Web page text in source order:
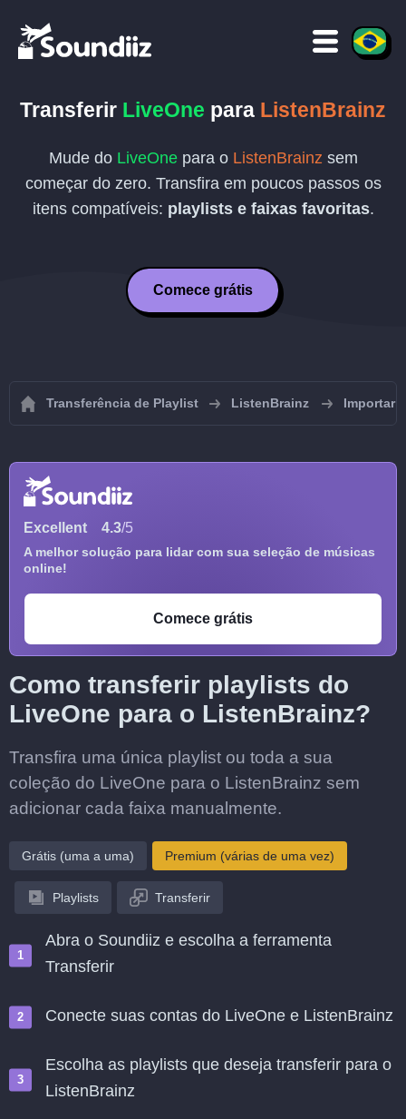
Transferir LiveOne para ListenBrainz
Mude do LiveOnepara o ListenBrainz sem
começar do zero. Transfira em poucos passos os
itens compatíveis: playlists e faixas favoritas.
Comece grátis
Transferência de Playlist ListenBrainz Importar
Excellent 4.3/5
A melhor solução para lidar com sua seleção de músicas
online!
Comece grátis
Como transferir playlists do
LiveOne para o ListenBrainz?
Transfira uma única playlist ou toda a sua
coleção do LiveOne para o ListenBrainz sem
adicionar cada faixa manualmente.
Grátis (uma a uma) Premium (várias de uma vez)
Playlists Transferir
Abra o Soundiiz e escolha a ferramenta
Transferir
Conecte suas contas do LiveOne e ListenBrainz
Escolha as playlists que deseja transferir para o
ListenBrainz